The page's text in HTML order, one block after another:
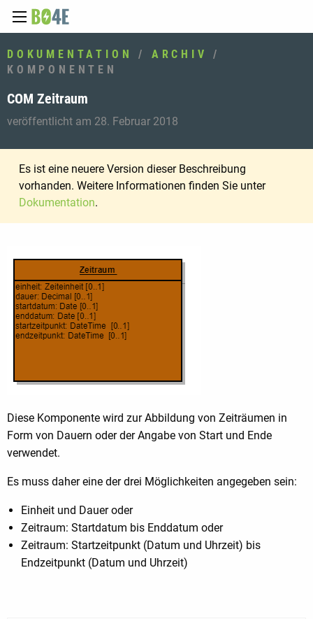
DOKUMENTATION / ARCHIV
/
KOMPONENTEN
COM Zeitraum
veröffentlicht am 28. Februar 2018
Es ist eine neuere Version dieser Beschreibung
vorhanden. Weitere Informationen finden Sie unter
Dokumentation.
Diese Komponente wird zur Abbildung von Zeiträumen in
Form von Dauern oder der Angabe von Start und Ende
verwendet.
Es muss daher eine der drei Möglichkeiten angegeben sein:
Einheit und Dauer oder
Zeitraum: Startdatum bis Enddatum oder
Zeitraum: Startzeitpunkt (Datum und Uhrzeit) bis
Endzeitpunkt (Datum und Uhrzeit)